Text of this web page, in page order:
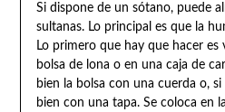
Si dispone de un sótano, puede
sultanas. Lo principal es que la
Lo primero que hay que hacer
bolsa de lona o en una caja de
bien la bolsa con una cuerda o,
bien con una tapa. Se coloca en